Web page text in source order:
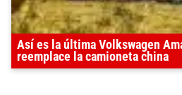
Así es la última Volkswagen
reemplace la camioneta china